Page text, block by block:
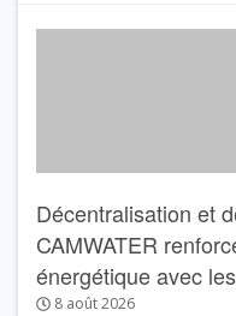
Décentralisation et
CAMWATER
énergétique avec
8 août 2026